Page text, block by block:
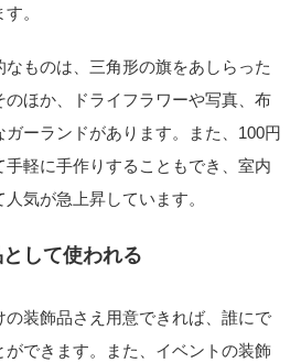
。
ものは、三角形の旗をあしらった
のほか、ドライフラワーや写真、布
ーランドがあります。また、100円
軽に手作りすることもでき、室内
気が急上昇しています。
して使われる
の装飾品さえ用意できれば、誰にで
ができます。また、イベントの装飾